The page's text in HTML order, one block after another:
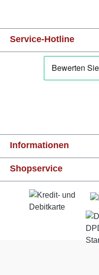
Service-Hotline
Informationen
Shopservice